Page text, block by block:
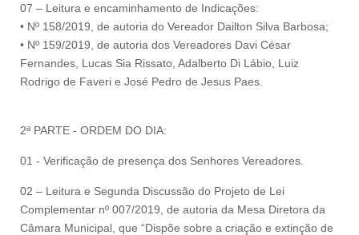
07 – Leitura e encaminhamento de Indicações:
• Nº 158/2019, de autoria do Vereador Dailton Silva Barbosa;
• Nº 159/2019, de autoria dos Vereadores Davi César
Fernandes, Lucas Sia Rissato, Adalberto Di Lábio, Luiz
Rodrigo de Faveri e José Pedro de Jesus Paes.
2ª PARTE - ORDEM DO DIA:
01 - Verificação de presença dos Senhores Vereadores.
02 – Leitura e Segunda Discussão do Projeto de Lei
Complementar nº 007/2019, de autoria da Mesa Diretora da
Câmara Municipal, que “Dispõe sobre a criação e extinção de